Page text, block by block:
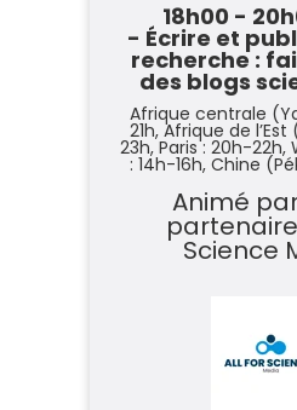
18h00 -
- Écrire et
recherche :
des blogs
Afrique centrale
21h, Afrique de l’Est
23h, Paris : 20h-22h,
: 14h-16h, Chine
Animé
partenaire
Science